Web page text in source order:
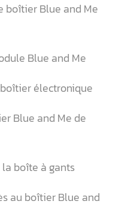
boîtier Blue and Me
Blue and Me
électronique
Blue and Me de
la boîte à gants
au boîtier Blue and